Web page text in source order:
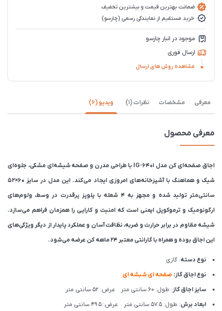
ضمانت بهترین قیمت و بیشترین تخفیف
خرید مستقیم از نمایندگی رسمی (چارسو)
موجود در انبار چارسو
ارسال فوری
مشاهده روش های ارسال
معرفی مشخصات نظرات (1) ویدیو (6)
معرفی محصول
اجاق صفحه‌ای کن مدل IG-6401 با طراحی مدرن و صفحه شیشه‌ای مشکی، جلوه‌ای
شیک و هماهنگ با آشپزخانه‌های امروزی ایجاد می‌کند. این مدل در سایز ۶۰×۵۲
سانتی‌متر تولید شده و مجهز به ۴ شعله با پلوپز پرقدرت در وسط، ولوم‌های
ارگونومیک و ترموکوپل ایمنی است که امنیت و کارایی را همزمان فراهم می‌سازد.
شیشه مقاوم در برابر حرارت و ضربه، نظافت آسان و عملکرد پایدار از دیگر ویژگی‌های
این اجاق بوده و همراه با گارانتی معتبر ۲۴ ماهه کن عرضه می‌شود.
نوع دسته: گازی
نوع اجاق گاز: صفحه ای شبشه ای
سایز اجاق گاز: طول: 60 سانتی متر عرض: 52 سانتی متر
ابعاد برش: طول: 57.5 سانتی متر عرض: 49.5 سانتی متر